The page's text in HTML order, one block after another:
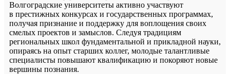
Волгоградские университеты активно участвуют
в престижных конкурсах и государственных программах,
получая признание и поддержку для воплощения своих
смелых проектов и замыслов. Следуя традициям
региональных школ фундаментальной и прикладной науки,
опираясь на опыт старших коллег, молодые талантливые
специалисты повышают квалификацию и покоряют новые
вершины познания.